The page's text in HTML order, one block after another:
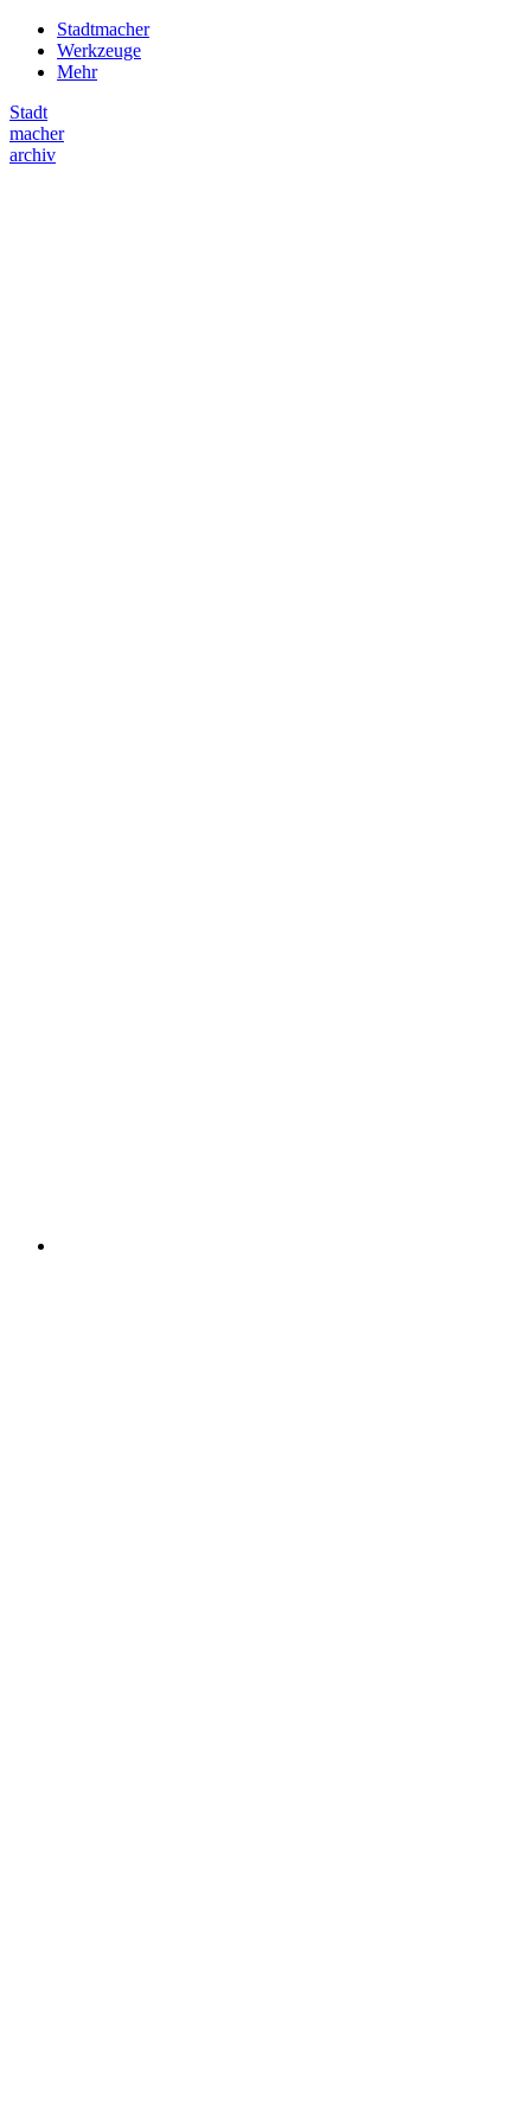
Stadtmacher
Werkzeuge
Mehr
Stadt
macher
archiv